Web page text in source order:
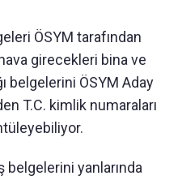
ÖSYM tarafından
girecekleri bina ve
belgelerini ÖSYM Aday
T.C. kimlik numaraları
belgelerini yanlarında